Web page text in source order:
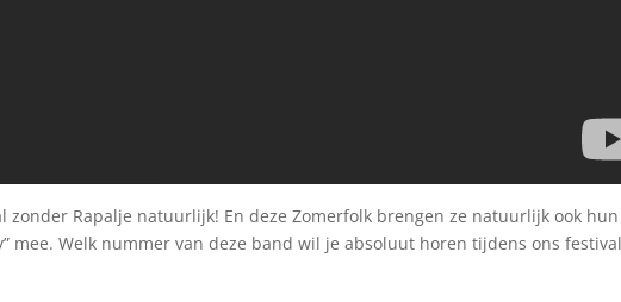
zonder Rapalje natuurlijk! En deze Zomerfolk brengen ze natuurlijk ook hun
mee. Welk nummer van deze band wil je absoluut horen tijdens ons